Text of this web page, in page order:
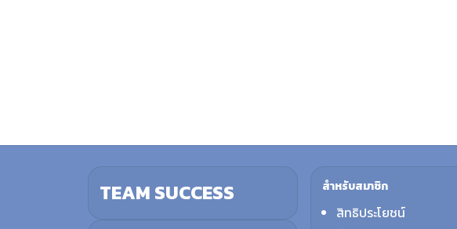
TEAM SUCCESS สำหรับสมาชิก
สิทธิประโยชน์